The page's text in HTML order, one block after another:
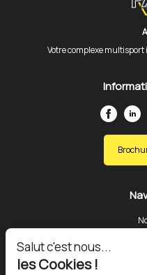
Votre complexe
Salut c'est nous...
les Cookies !